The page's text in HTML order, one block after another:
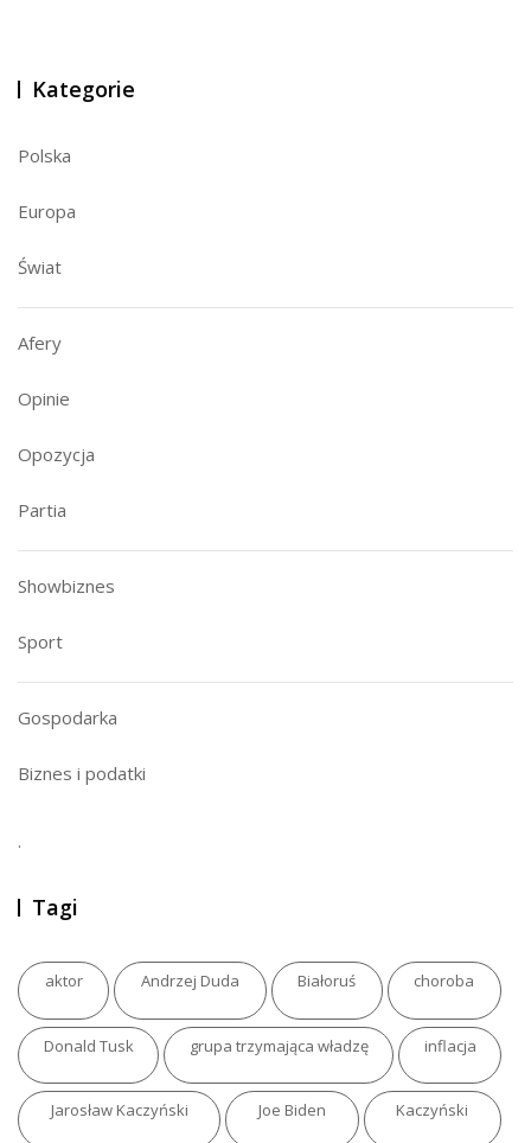
Kategorie
Polska
Europa
Świat
Afery
Opinie
Opozycja
Partia
Showbiznes
Sport
Gospodarka
Biznes i podatki
.
Tagi
aktor Andrzej Duda Białoruś choroba
Donald Tusk grupa trzymająca władzę inflacja
Jarosław Kaczyński Joe Biden Kaczyński